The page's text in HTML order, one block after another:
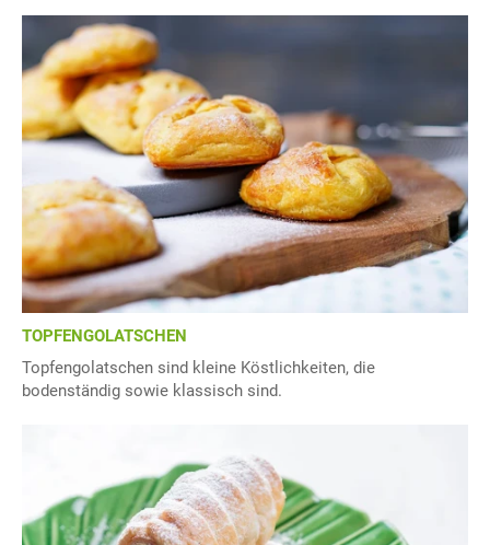
TOPFENGOLATSCHEN
Topfengolatschen sind kleine Köstlichkeiten, die
bodenständig sowie klassisch sind.